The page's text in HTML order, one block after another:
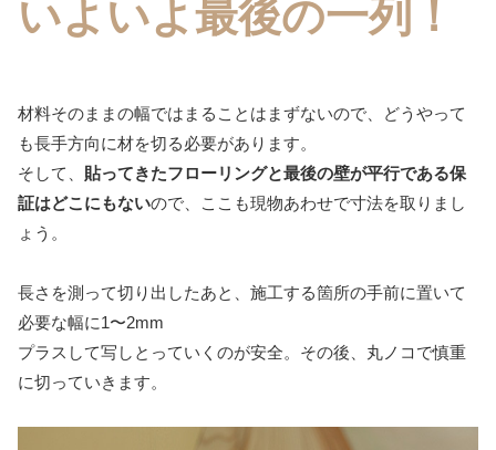
いよいよ最後の一列！
材料そのままの幅ではまることはまずないので、どうやって
も長手方向に材を切る必要があります。
そして、 貼ってきたフローリングと最後の壁が平行である保
証はどこにもないので、ここも現物あわせで寸法を取りまし
ょう。
長さを測って切り出したあと、施工する箇所の手前に置いて
必要な幅に1〜2mm
プラスして写しとっていくのが安全。その後、丸ノコで慎重
に切っていきます。